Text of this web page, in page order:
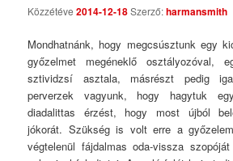
Közzétéve2014-12-18Szerző:harmansmith
Mondhatnánk, hogy megcsúsztunk egy
győzelmet megéneklő osztályozóval,
sztividzsí asztala, másrészt pedig
perverzek vagyunk, hogy hagytuk
diadalittas érzést, hogy most újból
jókorát. Szükség is volt erre a
végtelenül fájdalmas oda-vissza